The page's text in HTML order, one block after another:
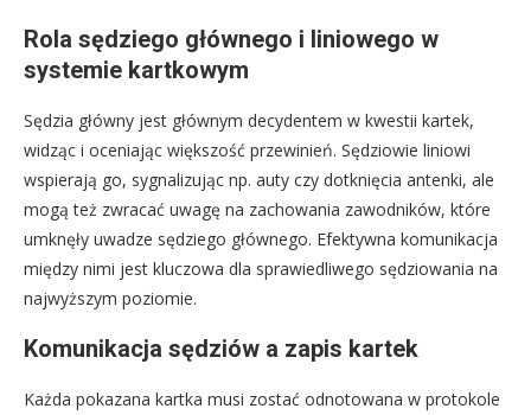
Rola sędziego głównego i liniowego w
systemie kartkowym
Sędzia główny jest głównym decydentem w kwestii kartek,
widząc i oceniając większość przewinień. Sędziowie liniowi
wspierają go, sygnalizując np. auty czy dotknięcia antenki, ale
mogą też zwracać uwagę na zachowania zawodników, które
umknęły uwadze sędziego głównego. Efektywna komunikacja
między nimi jest kluczowa dla sprawiedliwego sędziowania na
najwyższym poziomie.
Komunikacja sędziów a zapis kartek
Każda pokazana kartka musi zostać odnotowana w protokole